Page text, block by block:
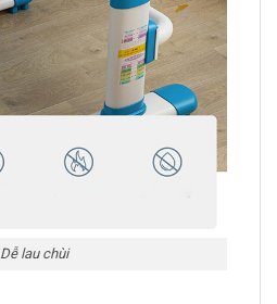
Dễ lau chùi